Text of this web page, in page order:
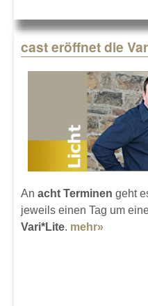
cast eröffnet die
An acht Terminen geht
jeweils einen Tag um
Vari*Lite. mehr»